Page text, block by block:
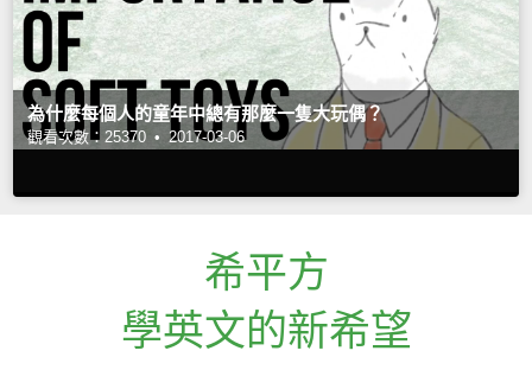
為什麼每個人的童年中總有那麼一隻大玩偶？
觀看次數：25370 • 2017-03-06
希平方
學英文的新希望